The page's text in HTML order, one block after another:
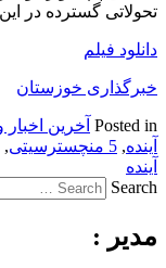
تحولاتی گسترده در
دانلود فیلم
خبرگذاری خوزستان
Posted in آخرین
آینده, 5 منچسترسیتی ,
آینده
Search
مدیر :